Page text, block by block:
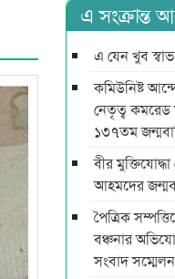
এ সংক্রান্ত
এ যেন খুব
কমিউনিষ্ট
নেতৃত্ব
১৩৭তম
বীর
আহমদের
পৈত্রিক
বঞ্চনার
সংবাদ সম্মেলন